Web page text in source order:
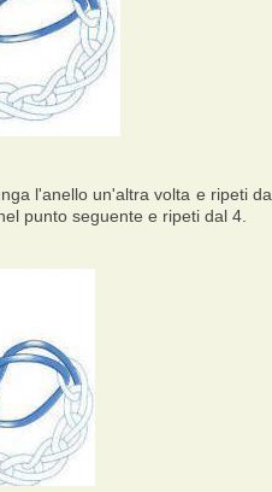
l'anello un'altra volta e ripeti
punto seguente e ripeti dal 4.